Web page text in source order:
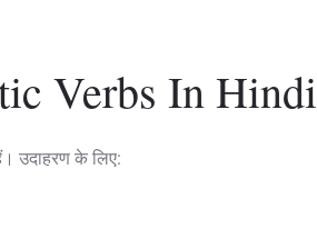
Verbs In Hindi
उदाहरण के लिए: